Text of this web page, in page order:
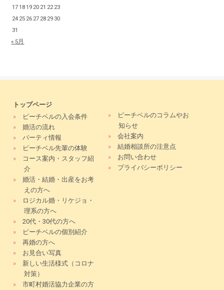
171819 20 21 2223
24 25 26 27 28 29 30
31
« 5月
トップページ
»
ピーチベルの入会条件
»
婚活の流れ
»
パーティ情報
»
ピーチベル先輩の体験
»
コース案内・スタッフ紹
介
»
婚活・結婚・出産をお考
えの方へ
»
ロジカル婚・リケジョ・
理系の方へ
»
20代・30代の方へ
»
ピーチベルの個別紹介
»
再婚の方へ
»
お見合い写真
»
新しい生活様式（コロナ
対策）
»
市町村婚活協力企業の方
»
ピーチベルのコラムやお
知らせ
»
会社案内
»
結婚相談所の注意点
»
お問い合わせ
»
プライバシーポリシー